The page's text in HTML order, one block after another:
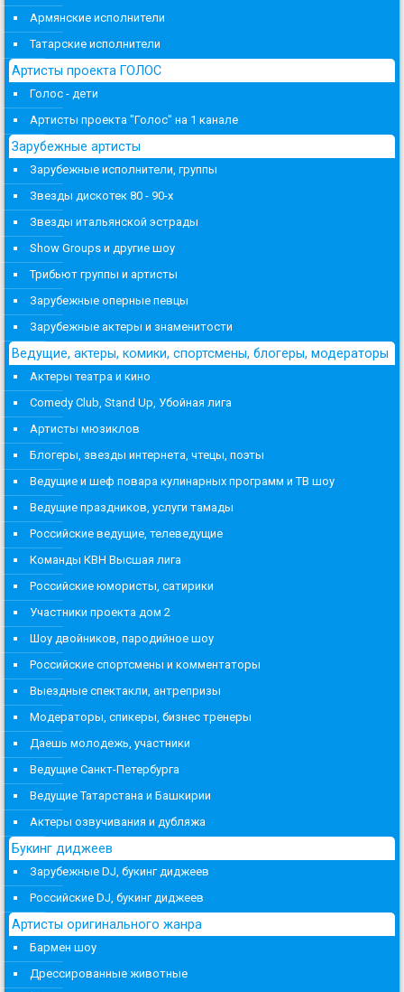
Армянские исполнители
Татарские исполнители
Артисты проекта ГОЛОС
Голос - дети
Артисты проекта "Голос" на 1 канале
Зарубежные артисты
Зарубежные исполнители, группы
Звезды дискотек 80 - 90-х
Звезды итальянской эстрады
Show Groups и другие шоу
Трибьют группы и артисты
Зарубежные оперные певцы
Зарубежные актеры и знаменитости
Ведущие, актеры, комики, спортсмены, блогеры, модераторы
Актеры театра и кино
Comedy Club, Stand Up, Убойная лига
Артисты мюзиклов
Блогеры, звезды интернета, чтецы, поэты
Ведущие и шеф повара кулинарных программ и ТВ шоу
Ведущие праздников, услуги тамады
Российские ведущие, телеведущие
Команды КВН Высшая лига
Российские юмористы, сатирики
Участники проекта дом 2
Шоу двойников, пародийное шоу
Российские спортсмены и комментаторы
Выездные спектакли, антрепризы
Модераторы, спикеры, бизнес тренеры
Даешь молодежь, участники
Ведущие Санкт-Петербурга
Ведущие Татарстана и Башкирии
Актеры озвучивания и дубляжа
Букинг диджеев
Зарубежные DJ, букинг диджеев
Российские DJ, букинг диджеев
Артисты оригинального жанра
Бармен шоу
Дрессированные животные